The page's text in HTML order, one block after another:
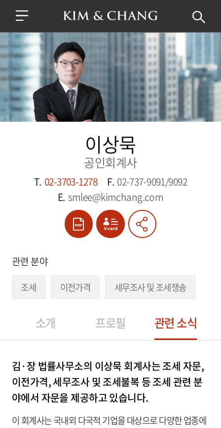
이상묵
공인회계사
T. 02-3703-1278 F. 02-737-9091/9092
E. smlee@kimchang.com
관련 분야
조세 이전가격 세무조사 및 조세쟁송
소개 프로필 관련 소식
김·장 법률사무소의 이상묵 회계사는 조세 자문,
이전가격, 세무조사 및 조세불복 등 조세 관련 분
야에서 자문을 제공하고 있습니다.
이 회계사는 국내외 다국적 기업을 대상으로 다양한 업종에